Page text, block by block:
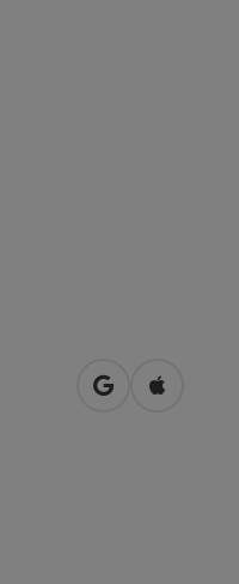
in Googlein Apple